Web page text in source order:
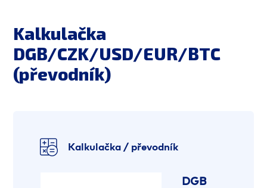
Kalkulačka
DGB/CZK/USD/EUR/BTC
(převodník)
Kalkulačka / převodník
DGB